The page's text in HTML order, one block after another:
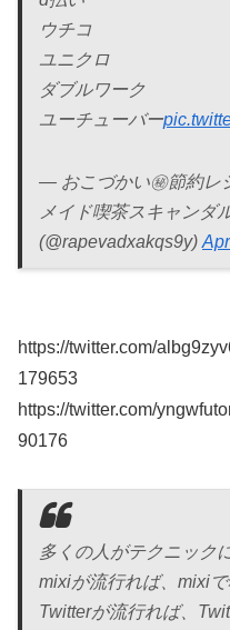
ウチコ
ユニクロ
ダブルワーク
ユーチューバー
— おこづかい㊙️節約レ
メイド喫茶スキャンダ
(@rapevadxakqs9y)
https://twitter.com/
179653
https://twitter.com/
90176
多くの人がテクニック
mixiが流行れば、mixi
Twitterが流行れば、